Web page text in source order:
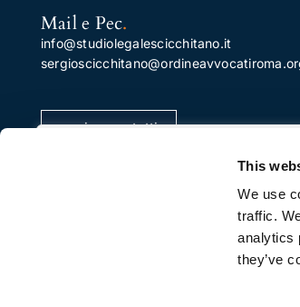
This
We use
traffic.
analytics
they’ve
Utilizziamo i cookie per migliorare la
navigazione, pubblicare annunci o
personalizzati e analizzare il nostro
su "Accetta tutto", acconsenti al
Mail e Pec.
info@studiolegalescicchitano.it
pagina contatti